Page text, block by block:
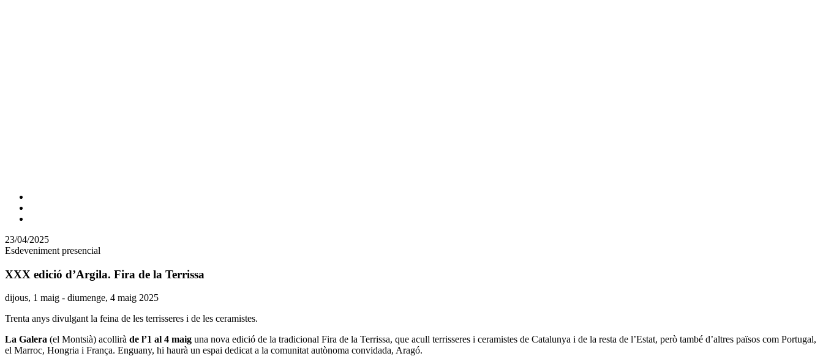
Comparteix
altres
xarxes
23/04/2025
Esdeveniment presencial
XXX edició d’Argila. Fira de la Terrissa
Data
l'esdeveniment:
dijous, 1 maig - diumenge, 4 maig 2025
Trenta anys divulgant la feina de les terrisseres i de les ceramistes.
La Galera (el Montsià) acollirà de l’1 al 4 maig una nova edició de la tradicional Fira de la Terrissa, que acull terrisseres i ceramistes de Catalunya i de la resta de l’Estat, però també d’altres països com Portugal,
el Marroc, Hongria i França. Enguany, hi haurà un espai dedicat a la comunitat autònoma convidada, Aragó.